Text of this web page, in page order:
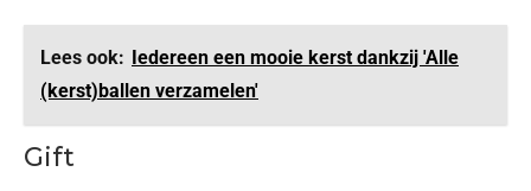
Lees ook: Iedereen een mooie kerst dankzij 'Alle
(kerst)ballen verzamelen'
Gift